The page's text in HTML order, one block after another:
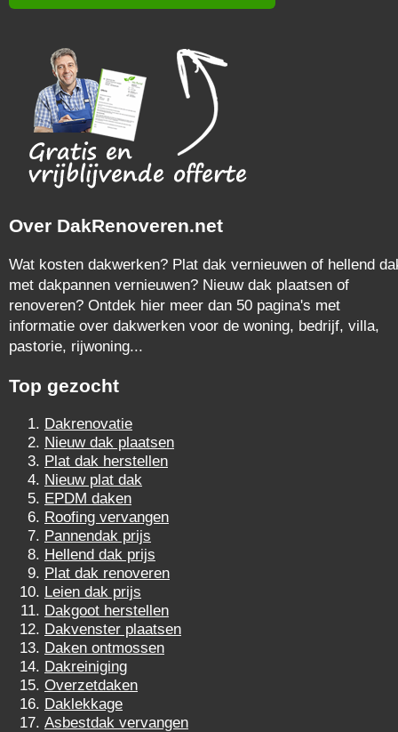
Over DakRenoveren.net
Wat kosten dakwerken? Plat dak vernieuwen of hellend
met dakpannen vernieuwen? Nieuw dak plaatsen of
renoveren? Ontdek hier meer dan 50 pagina's met
informatie over dakwerken voor de woning, bedrijf, villa,
pastorie, rijwoning...
Top gezocht
Dakrenovatie
Nieuw dak plaatsen
Plat dak herstellen
Nieuw plat dak
EPDM daken
Roofing vervangen
Pannendak prijs
Hellend dak prijs
Plat dak renoveren
Leien dak prijs
Dakgoot herstellen
Dakvenster plaatsen
Daken ontmossen
Dakreiniging
Overzetdaken
Daklekkage
Asbestdak vervangen